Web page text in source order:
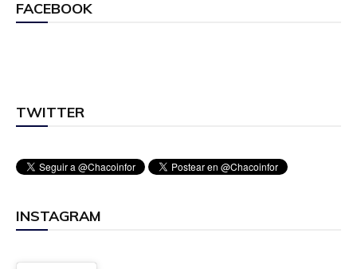
FACEBOOK
TWITTER
INSTAGRAM